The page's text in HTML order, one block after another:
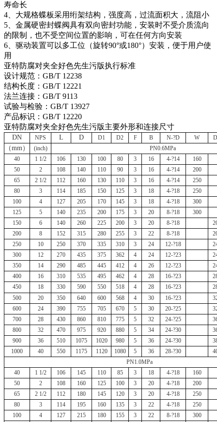
寿命长
4、大规格蝶板采用绗架结构，强度高，过流面积大，流阻小
5、金属硬密封蝶阀具有双向密封功能，安装时不受介质流向
的限制，也不受空间位置的影响，可在任何方向安装
6、驱动装置可以多工位（旋转90°或180°）安装，便于用户使
用
亚特防腐对夹全好色先生污版执行标准
设计规范：GB/T 12238
结构长度：GB/T 12221
法兰连接：GB/T 9113
试验与检验：GB/T 13927
产品标识：GB/T 12220
亚特防腐对夹全好色先生污版主要外形和连接尺寸
DN NPS L D D1 D2 F B N-?D W
（mm） (inch)
PN0.6MPa
40
1 1/2 106 130 100 80 3 16 4-?14
160
50
2 108 140 110 90 3 16 4-?14
200
65
2 1/2 112 160 130 110 3 16 4-?14
250
80
3 114 185 150 125 3 18 4-?18
250
100
4 127 205 170 145 3 18 4-?18
300
125
5 140 235 200 175 3 20 8-?18
300
150
6 140 260 225 200 3 20 8-?18
200
8 152 315 280 255 3 22 8-?18
250
10 250 370 335 310 3 24 12-?18
300
12 270 435 375 362 4 24 12-?23
350
14 290 485 445 412 4 26 12-?23
400
16 310 535 495 462 4 28 16-?23
450
18 330 590 550 518 4 28 16-?23
500
20 350 640 600 568 4 30 16-?23
600
24 390 755 705 670 5 30 20-?25
700
28 430 860 810 775 5 32 24-?25
800
32 470 975 920 880 5 34 24-?30
900
36 510 1075 1020 980 5 36 24-?30
1000
40 550 1175 1120 1080 5 36 28-?30
PN1.0MPa
40
1 1/2 106 145 110 85 3 18 4-?18
160
50
2 108 160 125 100 3 20 4-?18
200
65
2 1/2 112 180 145 120 3 20 4-?18
250
80
3 114 195 160 135 3 22 4-?18
250
100
4 127 215 180 155 3 22 8-?18
300